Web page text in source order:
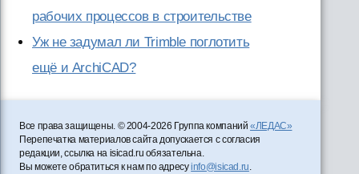
рабочих процессов в строительстве
Уж не задумал ли Trimble поглотить
ещё и ArchiCAD?
Все права защищены. © 2004-2026 Группа компаний«ЛЕДАС»
Перепечатка материалов сайта допускается с согласия
редакции, ссылка на isicad.ru обязательна.
Вы можете обратиться к нам по адресуinfo@isicad.ru.